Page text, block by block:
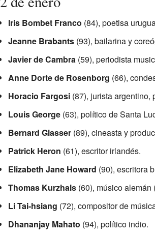
Iris Bombet Franco (84), poetisa
Jeanne Brabants(93), bailarina y
Javier de Cambra(59), periodista
Anne Dorte de Rosenborg (66),
Horacio Fargosi(87), jurista argentino,
Louis George(63), político de Santa
Bernard Glasser(89), cineasta y
Patrick Heron (61), escritor irlandés.
Elizabeth Jane Howard (90), escritora
Thomas Kurzhals(60), músico alemán
Li Tai-hsiang (72), compositor de
Dhananjay Mahato (94), político indio.